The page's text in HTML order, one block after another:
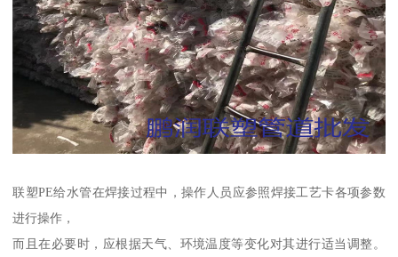
联塑PE给水管在焊接过程中，操作人员应参照焊接工艺卡各项参数
进行操作，
而且在必要时，应根据天气、环境温度等变化对其进行适当调整。